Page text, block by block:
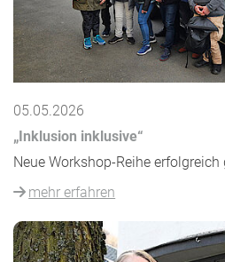
05.05.2026
„Inklusion inklusive“
Neue Workshop-Reihe erfolgreich
mehr erfahren